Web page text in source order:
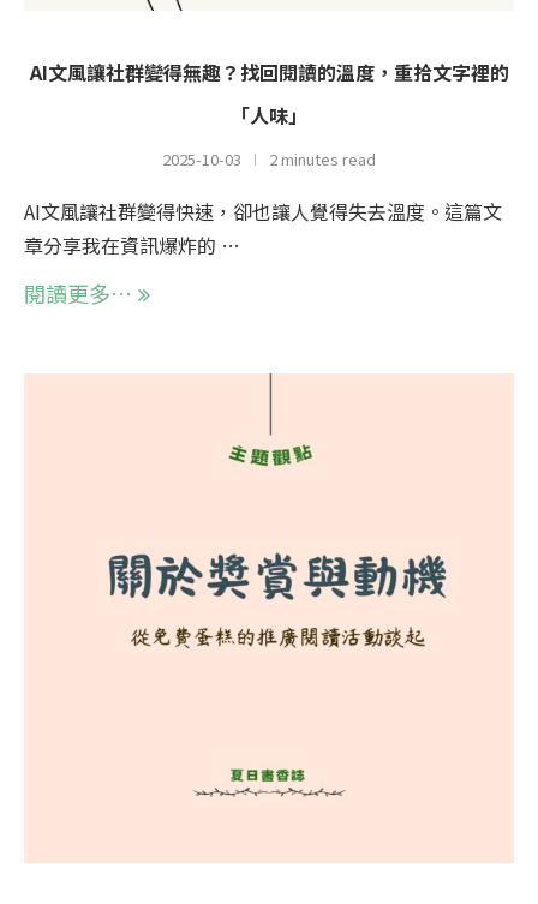
AI文風讓社群變得無趣？找回閱讀的溫度，重拾文字裡的
「人味」
2025-10-03 2 minutes read
AI文風讓社群變得快速，卻也讓人覺得失去溫度。這篇文
章分享我在資訊爆炸的 …
閱讀更多…